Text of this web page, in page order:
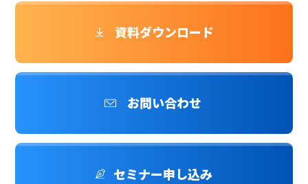
資料ダウンロード
お問い合わせ
セミナー申し込み